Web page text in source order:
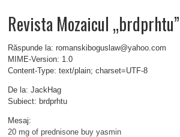
Revista Mozaicul „brdprhtu”
Răspunde la: romanskiboguslaw@yahoo.com
MIME-Version: 1.0
Content-Type: text/plain; charset=UTF-8
De la: JackHag
Subiect: brdprhtu
Mesaj:
20 mg of prednisone buy yasmin